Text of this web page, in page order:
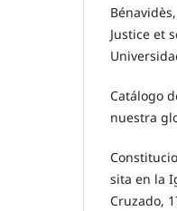
Justice et
Catálogo
nuestra
sita en la
Cruzado,